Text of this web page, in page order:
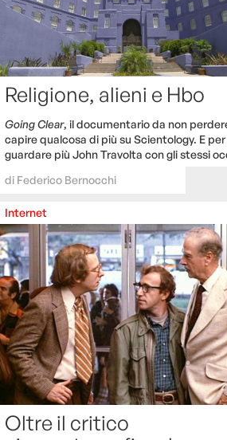
Religione, alieni e Hbo
Going Clear, il documentario da non
capire qualcosa di più su Scientology. E
guardare più John Travolta con gli stessi
di Federico Bernocchi
Internet
Oltre il critico